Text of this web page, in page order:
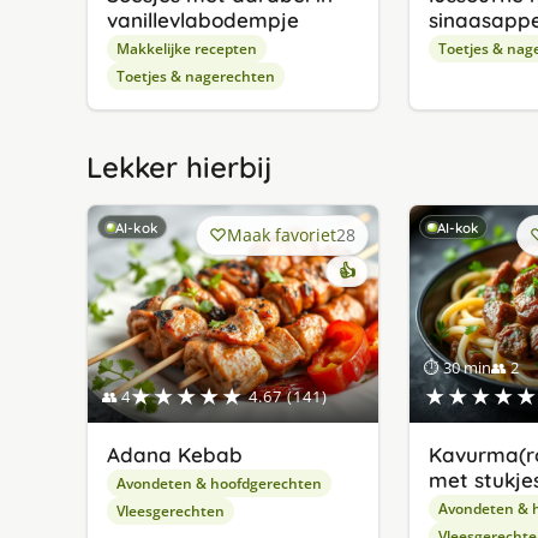
vanillevlabodempje
Makkelijke recepten
Toetjes & nagerechten
Toetjes &
Lekker hierbij
AI-kok
👥 4★★★★★ 4.67 (141)
Maak favoriet28
👍
Adana Kebab
Avondeten & hoofdgerechten
Vleesgerechten
AI-kok
⏱ 30 min👥 2
★★★★★
met
Avondeten &